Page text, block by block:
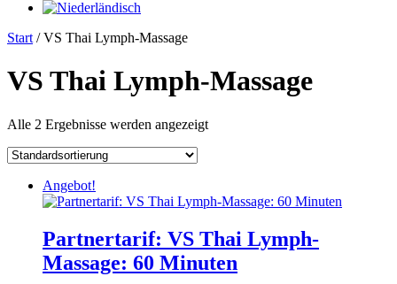
Start / VS Thai Lymph-Massage
VS Thai Lymph-Massage
Alle 2 Ergebnisse werden angezeigt
Angebot!
Partnertarif: VS Thai Lymph-
Massage: 60 Minuten